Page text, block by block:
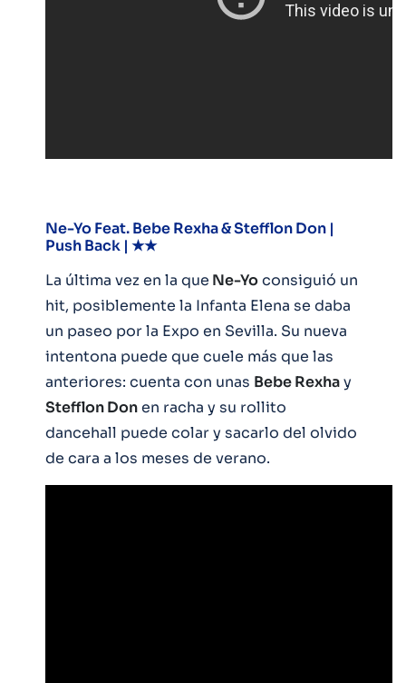
Ne-Yo Feat. Bebe Rexha & Stefflon Don |
Push Back | ★★
La última vez en la que Ne-Yoconsiguió un
hit, posiblemente la Infanta Elena se daba
un paseo por la Expo en Sevilla. Su nueva
intentona puede que cuele más que las
anteriores: cuenta con unas Bebe Rexhay
Stefflon Donen racha y su rollito
dancehall puede colar y sacarlo del olvido
de cara a los meses de verano.